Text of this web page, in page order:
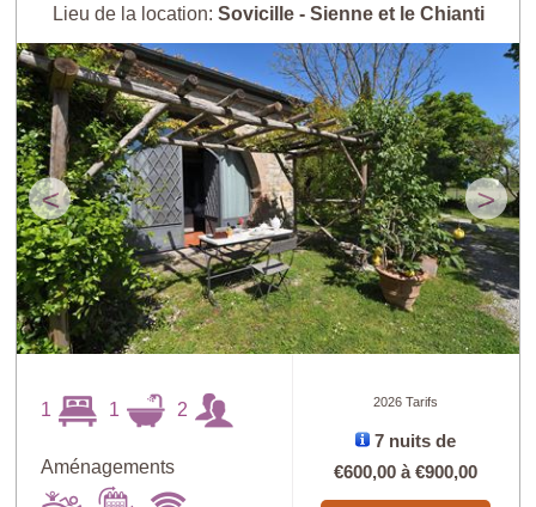
Lieu de la location: Sovicille - Sienne et le Chianti
< >
1 1 2
Aménagements
2026 Tarifs
7 nuits de
€600,00 à€900,00